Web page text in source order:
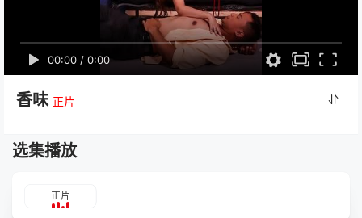
00:00 / 0:00
香味 正片
选集播放
正片